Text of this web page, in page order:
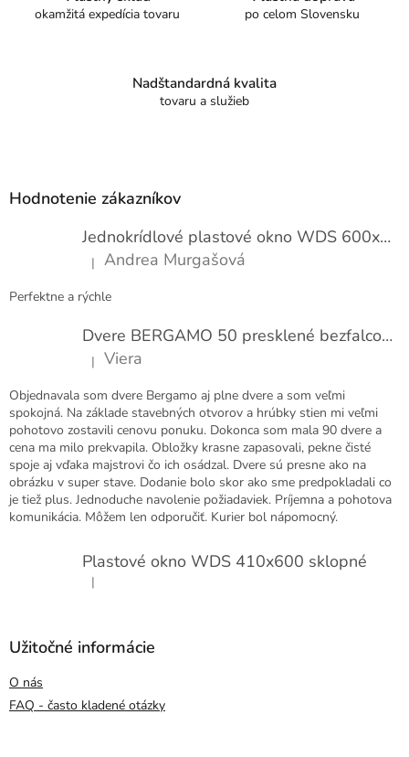
okamžitá expedícia tovaru po celom Slovensku
Nadštandardná kvalita
tovaru a služieb
Hodnotenie zákazníkov
Jednokrídlové plastové okno WDS 600x1000
Hodnotenie produktu je 5 z 5 hviezdičiek.
| Andrea Murgašová
Perfektne a rýchle
Dvere BERGAMO 50 presklené bezfalcové EXTRA
Hodnotenie produktu je 5 z 5 hviezdičiek.
| Viera
Objednavala som dvere Bergamo aj plne dvere a som veľmi
spokojná. Na základe stavebných otvorov a hrúbky stien mi veľmi
pohotovo zostavili cenovu ponuku. Dokonca som mala 90 dvere a
cena ma milo prekvapila. Obložky krasne zapasovali, pekne čisté
spoje aj vďaka majstrovi čo ich osádzal. Dvere sú presne ako na
obrázku v super stave. Dodanie bolo skor ako sme predpokladali co
je tiež plus. Jednoduche navolenie požiadaviek. Príjemna a pohotova
komunikácia. Môžem len odporučiť. Kurier bol nápomocný.
Plastové okno WDS 410x600 sklopné
Hodnotenie produktu je 5 z 5 hviezdičiek.
|
Užitočné informácie
O nás
FAQ - často kladené otázky